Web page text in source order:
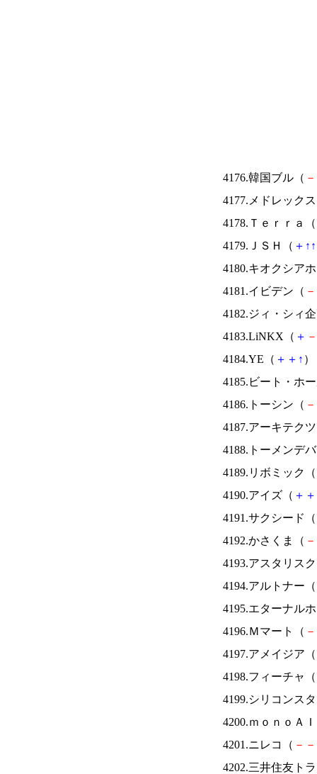
4176.韓国ブル（ －
4177.メドレック
4178.Ｔｅｒｒａ（
4179.ＪＳＨ（ ＋ ↑ ↑
4180.キオクシア
4181.イビデン（ －
4182.ジィ・シィ
4183.LiNKX（ ＋ －
4184.YE（ ＋ ＋ ↑ ）
4185.ビート・ホ
4186.トーシン（ －
4187.アーキテク
4188.トーメンデ
4189.リボミック（
4190.アイズ（ ＋ ＋
4191.サクシード（
4192.かさくま（ －
4193.アスタリス
4194.アルトナー（
4195.エターナル
4196.Ｍマート（ －
4197.アメイジア（
4198.フィーチャ（
4199.シリコンス
4200.ｍｏｎｏＡ
4201.ニレコ（ － －
4202.三井住友ト